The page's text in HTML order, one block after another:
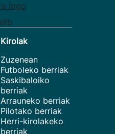
Kirolak
Zuzenean
Futboleko berriak
Saskibaloiko
berriak
Arrauneko berriak
Pilotako berriak
Herri-kirolakeko
berriak